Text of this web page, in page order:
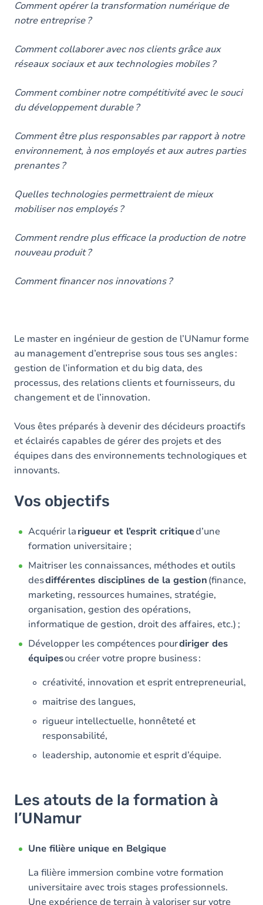
Comment opérer la transformation numérique de
notre entreprise ?
Comment collaborer avec nos clients grâce aux
réseaux sociaux et aux technologies mobiles ?
Comment combiner notre compétitivité avec le souci
du développement durable ?
Comment être plus responsables par rapport à notre
environnement, à nos employés et aux autres parties
prenantes ?
Quelles technologies permettraient de mieux
mobiliser nos employés ?
Comment rendre plus efficace la production de notre
nouveau produit ?
Comment financer nos innovations ?
Le master en ingénieur de gestion de l’UNamur forme
au management d’entreprise sous tous ses angles :
gestion de l’information et du big data, des
processus, des relations clients et fournisseurs, du
changement et de l’innovation.
Vous êtes préparés à devenir des décideurs proactifs
et éclairés capables de gérer des projets et des
équipes dans des environnements technologiques et
innovants.
Vos objectifs
Acquérir larigueur et l’esprit critiqued’une
formation universitaire ;
Maitriser les connaissances, méthodes et outils
desdifférentes disciplines de la gestion(finance,
marketing, ressources humaines, stratégie,
organisation, gestion des opérations,
informatique de gestion, droit des affaires, etc.) ;
Développer les compétences pourdiriger des
équipesou créer votre propre business :
créativité, innovation et esprit entrepreneurial,
maitrise des langues,
rigueur intellectuelle, honnêteté et
responsabilité,
leadership, autonomie et esprit d’équipe.
Les atouts de la formation à
l’UNamur
Une filière unique en Belgique
La filière immersion combine votre formation
universitaire avec trois stages professionnels.
Une expérience de terrain à valoriser sur votre